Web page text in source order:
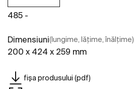
485 -
Dimensiuni(lungime, lățime, înălțime)
200 x 424 x 259 mm
fișa produsului (pdf)